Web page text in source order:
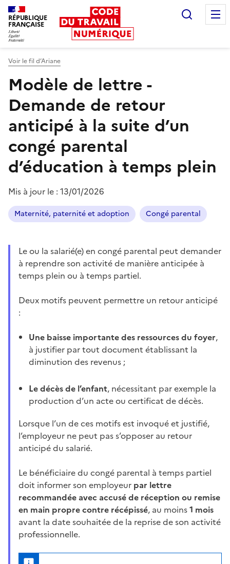
RÉPUBLIQUE
FRANÇAISE
Voir le fil d’Ariane
Modèle de lettre -
Demande de retour
anticipé à la suite d’un
congé parental
d’éducation à temps plein
Mis à jour le : 13/01/2026
Maternité, paternité et adoption Congé parental
Le ou la salarié(e) en congé parental peut demander
à reprendre son activité de manière anticipée à
temps plein ou à temps partiel.
Deux motifs peuvent permettre un retour anticipé
:
Une baisse importante des ressources du foyer,
à justifier par tout document établissant la
diminution des revenus ;
Le décès de l’enfant, nécessitant par exemple la
production d’un acte ou certificat de décès.
Lorsque l’un de ces motifs est invoqué et justifié,
l’employeur ne peut pas s’opposer au retour
anticipé du salarié.
Le bénéficiaire du congé parental à temps partiel
doit informer son employeur par lettre
recommandée avec accusé de réception ou remise
en main propre contre récépissé, au moins1 mois
avant la date souhaitée de la reprise de son activité
professionnelle.